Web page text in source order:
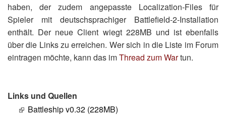
haben, der zudem angepasste Localization-Files für
Spieler mit deutschsprachiger Battlefield-2-Installation
enthält. Der neue Client wiegt 228MB und ist ebenfalls
über die Links zu erreichen. Wer sich in die Liste im Forum
eintragen möchte, kann das imThread zum Wartun.
Links und Quellen
Battleship v0.32 (228MB)